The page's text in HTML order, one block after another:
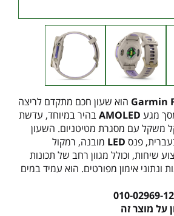
Garmin הוא שעון חכם מתקדם לריצה
מגע AMOLEDבהיר במיוחד, עדשת
משקל עם מסגרת מטיטניום. השעון
פנס LED מובנה, רמקול
שיחות, וכולל מגוון רחב של תכונות
ונתוני אימון מפורטים. הוא עמיד במים
על מוצר זה